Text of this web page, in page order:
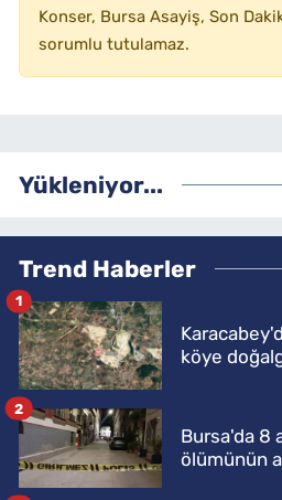
Konser, Bursa Asayiş, Son
sorumlu tutulamaz.
Yükleniyor...
Trend Haberler
köye
1
Bursa'da 8
ölümünün
2